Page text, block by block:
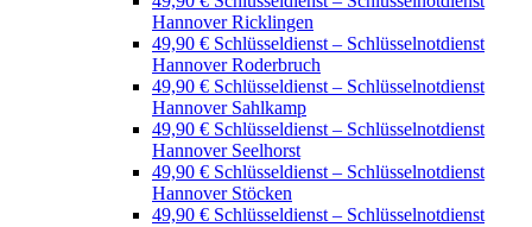
Hannover Ricklingen
49,90 € Schlüsseldienst – Schlüsselnotdienst
Hannover Roderbruch
49,90 € Schlüsseldienst – Schlüsselnotdienst
Hannover Sahlkamp
49,90 € Schlüsseldienst – Schlüsselnotdienst
Hannover Seelhorst
49,90 € Schlüsseldienst – Schlüsselnotdienst
Hannover Stöcken
49,90 € Schlüsseldienst – Schlüsselnotdienst